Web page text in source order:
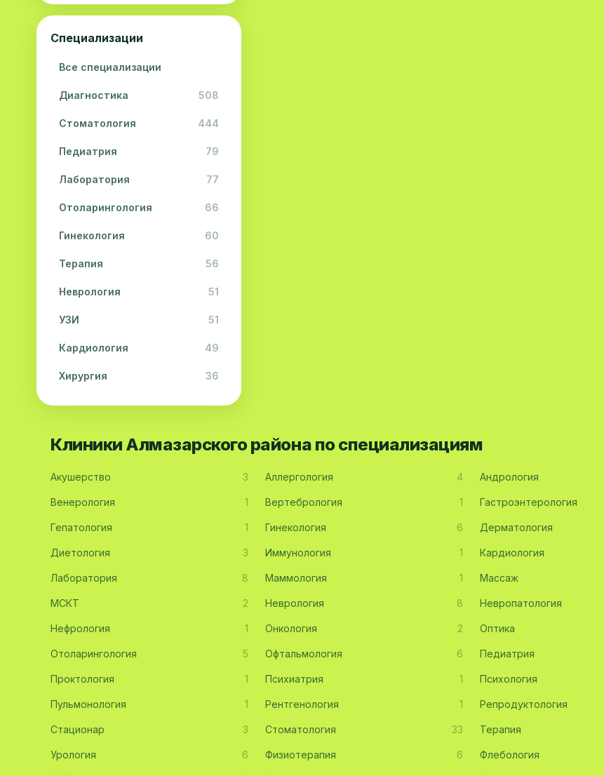
Навоийская область 5
Джизакская область
Сурхандарьинская область
Сырдарьинская область 2
Хорезмская область 2
Специализации
Все специализации
Диагностика 508
Стоматология 444
Педиатрия 79
Лаборатория 77
Отоларингология 66
Гинекология 60
Терапия 56
Неврология 51
УЗИ 51
Кардиология 49
Хирургия 36
Физиотерапия 31
Невропатология
Эмбриология
Акушерство
Ортопедия
Массаж
Репродуктология
Клиники Алмазарского района по специализациям
Акушерство 3 Аллергология 4 Андрология
Венерология 1 Вертебрология 1 Гастроэнтерология
Гепатология 1 Гинекология 6 Дерматология
Диетология 3 Иммунология 1 Кардиология
Лаборатория 8 Маммология 1 Массаж
МСКТ 2 Неврология 8 Невропатология
Нефрология 1 Онкология 2 Оптика
Отоларингология 5 Офтальмология 6 Педиатрия
Проктология 1 Психиатрия 1 Психология
Пульмонология 1 Рентгенология 1 Репродуктология
Стационар 3 Стоматология 33 Терапия
Урология 6 Физиотерапия 6 Флебология